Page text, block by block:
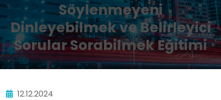
Söylenmeyeni
Dinleyebilmek ve Belirleyici
Sorular Sorabilmek Eğitimi
12.12.2024